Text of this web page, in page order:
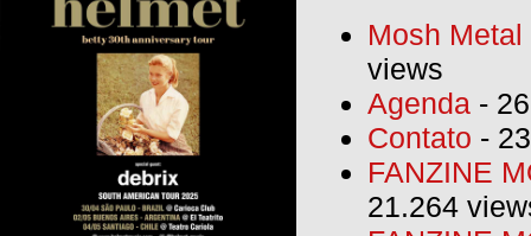
Mosh
views
Agenda -
Contato -
FANZINE
21.264